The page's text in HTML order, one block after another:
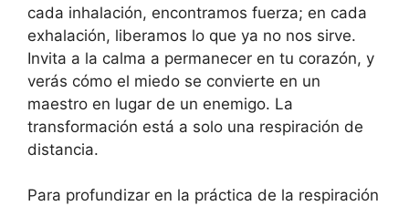
cada inhalación, encontramos fuerza; en cada
exhalación, liberamos lo que ya no nos sirve.
Invita a la calma a permanecer en tu corazón, y
verás cómo el miedo se convierte en un
maestro en lugar de un enemigo. La
transformación está a solo una respiración de
distancia.
Para profundizar en la práctica de la respiración